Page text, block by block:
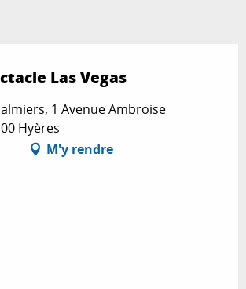
Las Vegas
1 Avenue Ambroise
Hyères
M'y rendre